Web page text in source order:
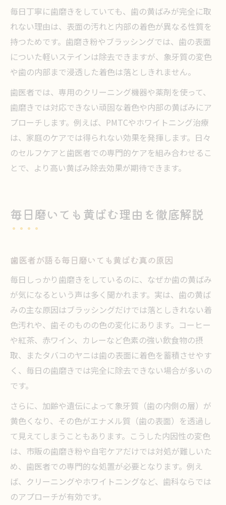
毎日丁寧に歯磨きをしていても、歯の黄ばみが完全に取
れない理由は、表面の汚れと内部の着色が異なる性質を
持つためです。歯磨き粉やブラッシングでは、歯の表面
についた軽いステインは除去できますが、象牙質の変色
や歯の内部まで浸透した着色は落としきれません。
歯医者では、専用のクリーニング機器や薬剤を使って、
歯磨きでは対応できない頑固な着色や内部の黄ばみにア
プローチします。例えば、PMTCやホワイトニング治療
は、家庭のケアでは得られない効果を発揮します。日々
のセルフケアと歯医者での専門的ケアを組み合わせるこ
とで、より高い黄ばみ除去効果が期待できます。
毎日磨いても黄ばむ理由を徹底解説
歯医者が語る毎日磨いても黄ばむ真の原因
毎日しっかり歯磨きをしているのに、なぜか歯の黄ばみ
が気になるという声は多く聞かれます。実は、歯の黄ば
みの主な原因はブラッシングだけでは落としきれない着
色汚れや、歯そのものの色の変化にあります。コーヒー
や紅茶、赤ワイン、カレーなど色素の強い飲食物の摂
取、またタバコのヤニは歯の表面に着色を蓄積させやす
く、毎日の歯磨きでは完全に除去できない場合が多いの
です。
さらに、加齢や遺伝によって象牙質（歯の内側の層）が
黄色くなり、その色がエナメル質（歯の表面）を透過し
て見えてしまうこともあります。こうした内因性の変色
は、市販の歯磨き粉や自宅ケアだけでは対処が難しいた
め、歯医者での専門的な処置が必要となります。例え
ば、クリーニングやホワイトニングなど、歯科ならでは
のアプローチが有効です。